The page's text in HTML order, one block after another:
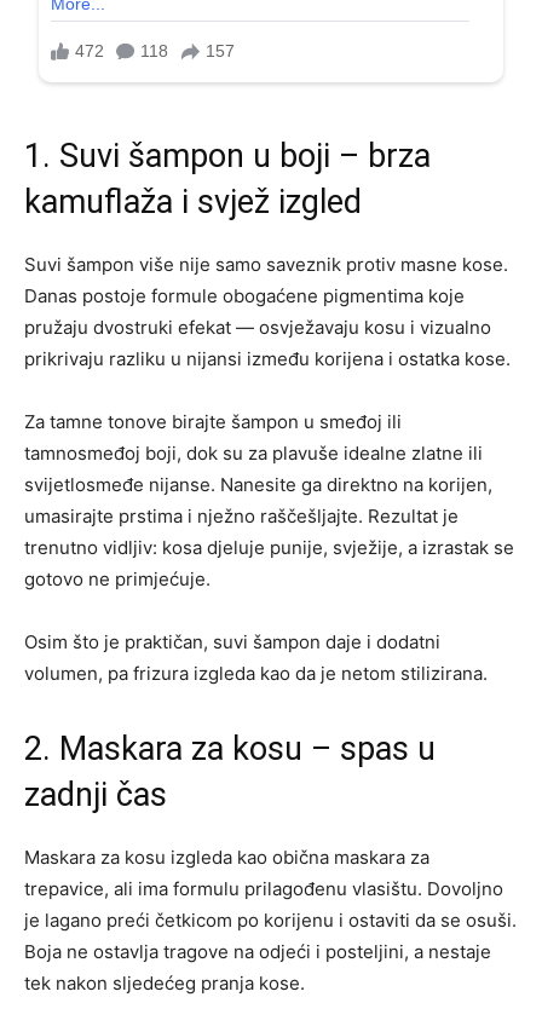
1. Suvi šampon u boji – brza
kamuflaža i svjež izgled
Suvi šampon više nije samo saveznik protiv masne kose.
Danas postoje formule obogaćene pigmentima koje
pružaju dvostruki efekat — osvježavaju kosu i vizualno
prikrivaju razliku u nijansi između korijena i ostatka kose.
Za tamne tonove birajte šampon u smeđoj ili
tamnosmeđoj boji, dok su za plavuše idealne zlatne ili
svijetlosmeđe nijanse. Nanesite ga direktno na korijen,
umasirajte prstima i nježno raščešljajte. Rezultat je
trenutno vidljiv: kosa djeluje punije, svježije, a izrastak se
gotovo ne primjećuje.
Osim što je praktičan, suvi šampon daje i dodatni
volumen, pa frizura izgleda kao da je netom stilizirana.
2. Maskara za kosu – spas u
zadnji čas
Maskara za kosu izgleda kao obična maskara za
trepavice, ali ima formulu prilagođenu vlasištu. Dovoljno
je lagano preći četkicom po korijenu i ostaviti da se osuši.
Boja ne ostavlja tragove na odjeći i posteljini, a nestaje
tek nakon sljedećeg pranja kose.